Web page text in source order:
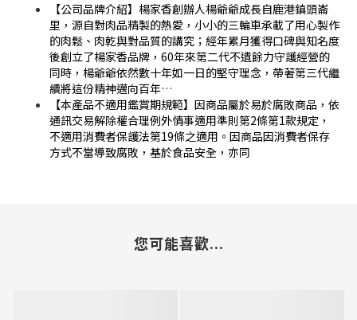
【公司品牌介紹】楊家香創辦人楊爺爺成長自鹿港鎮頭崙
里，源自對肉品精製的熱愛，小小的三輪車承載了用心製作
的肉鬆、肉乾與對品質的講究；經年累月獲得口碑與知名度
後創立了楊家香品牌，60年來第二代不遺餘力守護經營的
同時，楊爺爺依然數十年如一日的堅守理念，帶著第三代繼
續將這份精神邁向百年…
【本產品不適用鑑賞期規範】因商品屬於易於腐敗商品，依
通訊交易解除權合理例外情事適用準則第2條第1款規定，
不適用消費者保護法第19條之適用。因商品因消費者保存
方式不當導致腐敗，基於食品安全，亦同
您可能喜歡...